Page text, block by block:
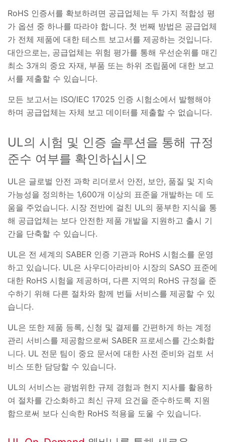
RoHS 인증서를 확보하려면 공급업체는 두 가지 적합성 평
가 옵션 중 하나를 따라야 합니다. 첫 번째 방법은 공급업체
가 전체 제품에 대한 테스트 보고서를 제공하는 것입니다.
대안으로는, 공급업체는 위험 평가를 통해 우선순위를 매긴
최소 3개의 중요 자재, 부품 또는 하위 조립품에 대한 보고
서를 제출할 수 있습니다.
모든 보고서는 ISO/IEC 17025 인증 시험소에서 발행해야
하며 공급업체는 자체 보고 데이터를 제출할 수 없습니다.
UL의 시험 및 인증 솔루션을 통해 규정
준수 여부를 확인하십시오
UL은 글로벌 안전 과학 리더로서 안전, 보안, 품질 및 지속
가능성을 정의하는 1,600개 이상의 표준을 개발하는 데 도
움을 주었습니다. 시장 전반에 걸친 UL의 풍부한 지식을 통
해 공급업체는 보다 안전한 제품 개발을 지원하고 출시 기
간을 단축할 수 있습니다.
UL은 전 세계의 SABER 인증 기관과 RoHS 시험소를 운영
하고 있습니다. UL은 사우디아라비아 시장의 SASO 표준에
대한 RoHS 시험을 제공하며, 다른 지역의 RoHS 규정을 준
수하기 위해 다른 절차와 함께 번들 서비스를 제공할 수 있
습니다.
UL은 또한 제품 등록, 신청 및 결제를 간편하게 하는 계정
관리 서비스를 제공함으로써 SABER 프로세스를 간소화합
니다. UL 전문 팀이 중요 문서에 대한 사전 준비와 검토 서
비스 또한 담당할 수 있습니다.
UL의 서비스는 광범위한 규제 경험과 현지 지사를 활용하
여 절차를 간소화하고 최신 규제 요건을 준수하도록 지원
함으로써 보다 신속한 RoHS 적용을 도울 수 있습니다.